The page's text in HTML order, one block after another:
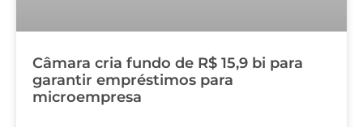
Câmara cria fundo de R$ 15,9 bi para
garantir empréstimos para
microempresa